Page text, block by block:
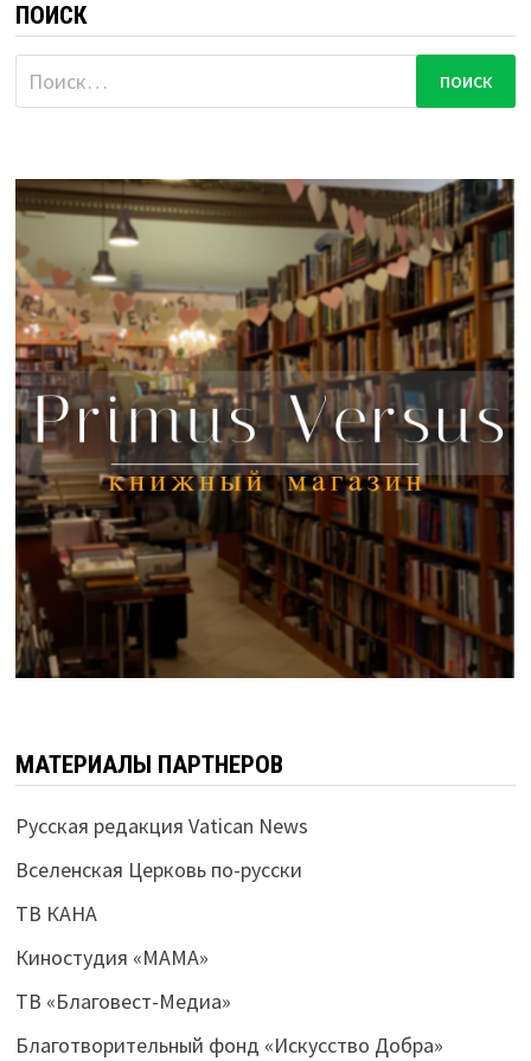
ПОИСК
Найти:
МАТЕРИАЛЫ ПАРТНЕРОВ
Русская редакция Vatican News
Вселенская Церковь по-русски
ТВ КАНА
Киностудия «МАМА»
ТВ «Благовест-Медиа»
Благотворительный фонд «Искусство Добра»